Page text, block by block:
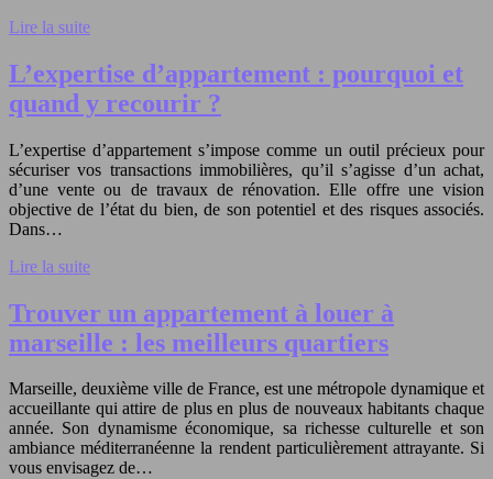
Lire la suite
L’expertise d’appartement : pourquoi et
quand y recourir ?
L’expertise d’appartement s’impose comme un outil précieux pour
sécuriser vos transactions immobilières, qu’il s’agisse d’un achat,
d’une vente ou de travaux de rénovation. Elle offre une vision
objective de l’état du bien, de son potentiel et des risques associés.
Dans…
Lire la suite
Trouver un appartement à louer à
marseille : les meilleurs quartiers
Marseille, deuxième ville de France, est une métropole dynamique et
accueillante qui attire de plus en plus de nouveaux habitants chaque
année. Son dynamisme économique, sa richesse culturelle et son
ambiance méditerranéenne la rendent particulièrement attrayante. Si
vous envisagez de…